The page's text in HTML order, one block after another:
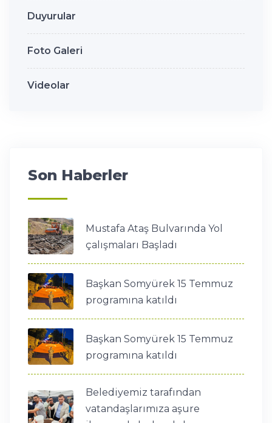
Duyurular
Foto Galeri
Videolar
Son Haberler
Mustafa Ataş Bulvarında Yol
çalışmaları Başladı
Başkan Somyürek 15 Temmuz
programına katıldı
Başkan Somyürek 15 Temmuz
programına katıldı
Belediyemiz tarafından
vatandaşlarımıza aşure